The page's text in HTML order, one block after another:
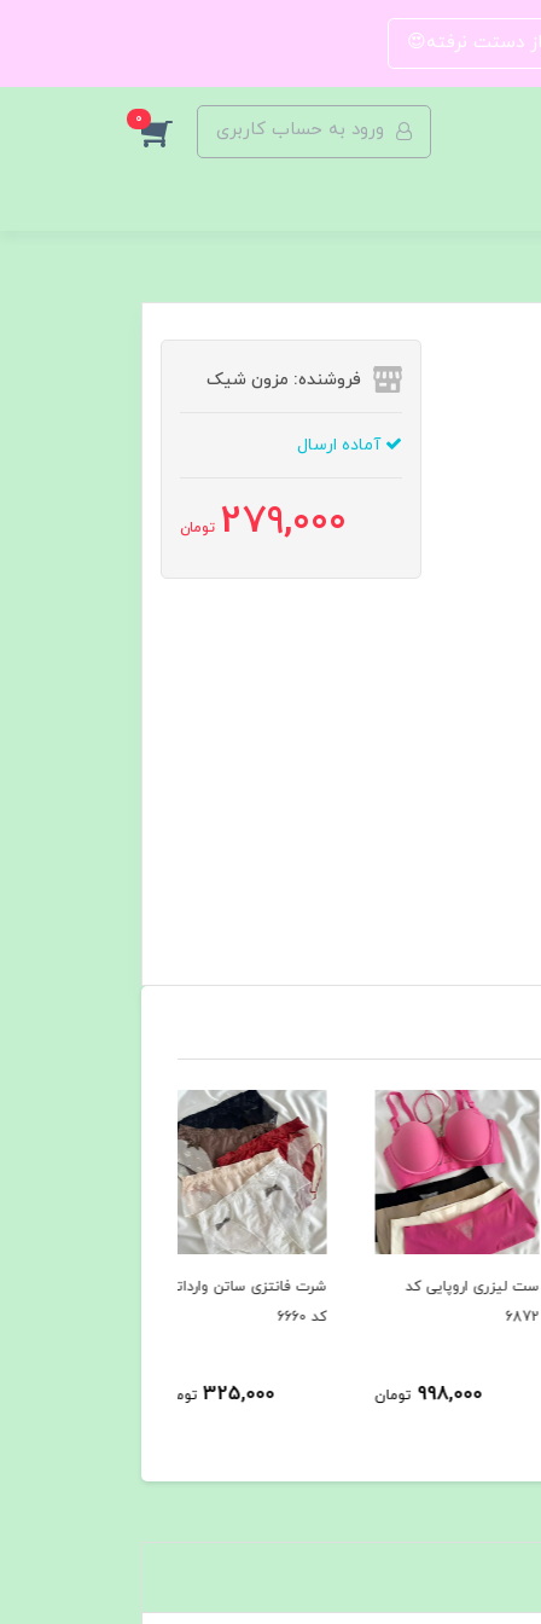
از دستت نرفته😍
ورود به حساب کاربری 0
فروشنده: مزون شیک
آماده ارسال
279,000 تومان
اروپایی کد
998,000 تومان
شرت فانتزی ساتن وارداتی
325,000 تومان